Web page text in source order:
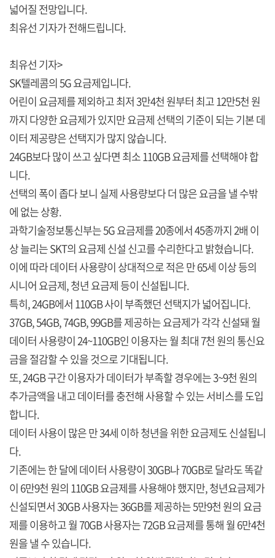
넓어질 전망입니다.
최유선 기자가 전해드립니다.
최유선 기자>
SK텔레콤의 5G 요금제입니다.
어린이 요금제를 제외하고 최저 3만4천 원부터 최고 12만5천 원
까지 다양한 요금제가 있지만 요금제 선택의 기준이 되는 기본 데
이터 제공량은 선택지가 많지 않습니다.
24GB보다 많이 쓰고 싶다면 최소 110GB 요금제를 선택해야 합
니다.
선택의 폭이 좁다 보니 실제 사용량보다 더 많은 요금을 낼 수밖
에 없는 상황.
과학기술정보통신부는 5G 요금제를 20종에서 45종까지 2배 이
상 늘리는 SKT의 요금제 신설 신고를 수리한다고 밝혔습니다.
이에 따라 데이터 사용량이 상대적으로 적은 만 65세 이상 등의
시니어 요금제, 청년 요금제 등이 신설됩니다.
특히, 24GB에서 110GB 사이 부족했던 선택지가 넓어집니다.
37GB, 54GB, 74GB, 99GB를 제공하는 요금제가 각각 신설돼 월
데이터 사용량이 24~110GB인 이용자는 월 최대 7천 원의 통신요
금을 절감할 수 있을 것으로 기대됩니다.
또, 24GB 구간 이용자가 데이터가 부족할 경우에는 3~9천 원의
추가금액을 내고 데이터를 충전해 사용할 수 있는 서비스를 도입
합니다.
데이터 사용이 많은 만 34세 이하 청년을 위한 요금제도 신설됩니
다.
기존에는 한 달에 데이터 사용량이 30GB나 70GB로 달라도 똑같
이 6만9천 원의 110GB 요금제를 사용해야 했지만, 청년요금제가
신설되면서 30GB 사용자는 36GB를 제공하는 5만9천 원의 요금
제를 이용하고 월 70GB 사용자는 72GB 요금제를 통해 월 6만4천
원을 낼 수 있습니다.